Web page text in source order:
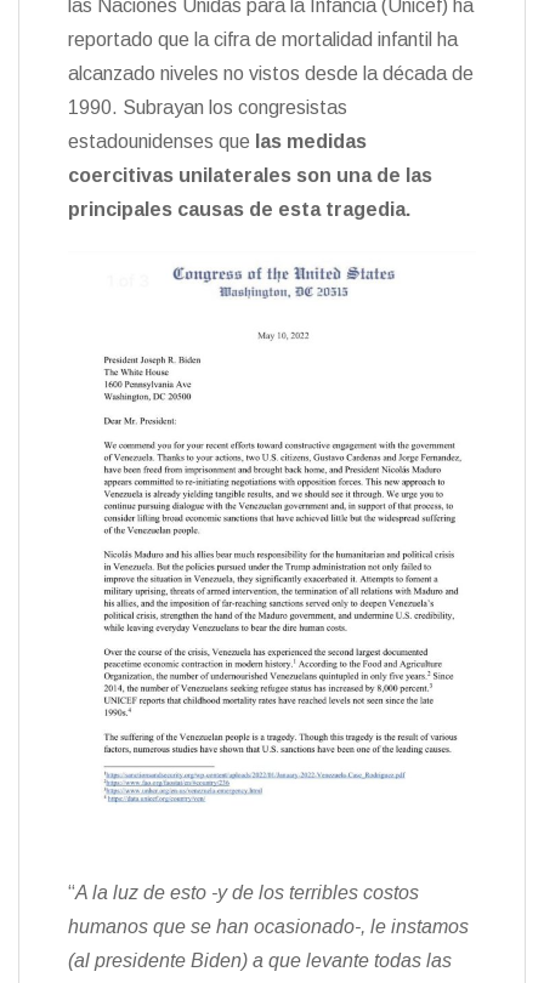
las Naciones Unidas para la Infancia (Unicef) ha
reportado que la cifra de mortalidad infantil ha
alcanzado niveles no vistos desde la década de
1990. Subrayan los congresistas
estadounidenses que las medidas
coercitivas unilaterales son una de las
principales causas de esta tragedia.
“A la luz de esto -y de los terribles costos
humanos que se han ocasionado-, le instamos
(al presidente Biden) a que levante todas las